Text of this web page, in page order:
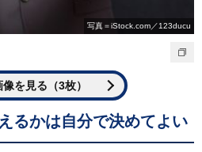
写真＝iStock.com／123ducu
を見る（3枚）
るかは自分で決めてよい